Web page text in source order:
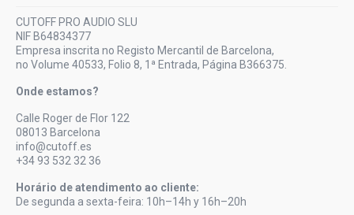
CUTOFF PRO AUDIO SLU
NIF B64834377
Empresa inscrita no Registo Mercantil de Barcelona,
no Volume 40533, Folio 8, 1ª Entrada, Página B366375.
Onde estamos?
Calle Roger de Flor 122
08013 Barcelona
info@cutoff.es
+34 93 532 32 36
Horário de atendimento ao cliente:
De segunda a sexta-feira: 10h–14h y 16h–20h